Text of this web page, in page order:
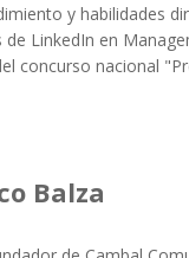
y habilidades
de LinkedIn en
concurso nacional
Balza